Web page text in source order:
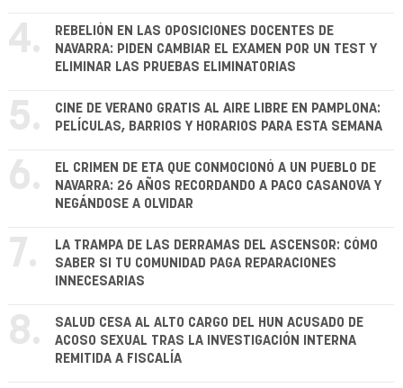
4.
REBELIÓN EN LAS OPOSICIONES DOCENTES DE
NAVARRA: PIDEN CAMBIAR EL EXAMEN POR UN TEST Y
ELIMINAR LAS PRUEBAS ELIMINATORIAS
5.
CINE DE VERANO GRATIS AL AIRE LIBRE EN PAMPLONA:
PELÍCULAS, BARRIOS Y HORARIOS PARA ESTA SEMANA
6.
EL CRIMEN DE ETA QUE CONMOCIONÓ A UN PUEBLO DE
NAVARRA: 26 AÑOS RECORDANDO A PACO CASANOVA Y
NEGÁNDOSE A OLVIDAR
7.
LA TRAMPA DE LAS DERRAMAS DEL ASCENSOR: CÓMO
SABER SI TU COMUNIDAD PAGA REPARACIONES
INNECESARIAS
8.
SALUD CESA AL ALTO CARGO DEL HUN ACUSADO DE
ACOSO SEXUAL TRAS LA INVESTIGACIÓN INTERNA
REMITIDA A FISCALÍA